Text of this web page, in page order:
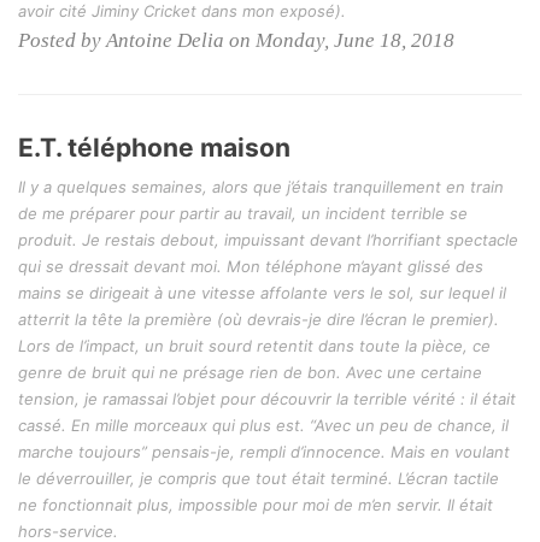
avoir cité Jiminy Cricket dans mon exposé).
Posted by Antoine Delia on Monday, June 18, 2018
E.T. téléphone maison
Il y a quelques semaines, alors que j’étais tranquillement en train
de me préparer pour partir au travail, un incident terrible se
produit. Je restais debout, impuissant devant l’horrifiant spectacle
qui se dressait devant moi. Mon téléphone m’ayant glissé des
mains se dirigeait à une vitesse affolante vers le sol, sur lequel il
atterrit la tête la première (où devrais-je dire l’écran le premier).
Lors de l’impact, un bruit sourd retentit dans toute la pièce, ce
genre de bruit qui ne présage rien de bon. Avec une certaine
tension, je ramassai l’objet pour découvrir la terrible vérité : il était
cassé. En mille morceaux qui plus est. “Avec un peu de chance, il
marche toujours” pensais-je, rempli d’innocence. Mais en voulant
le déverrouiller, je compris que tout était terminé. L’écran tactile
ne fonctionnait plus, impossible pour moi de m’en servir. Il était
hors-service.